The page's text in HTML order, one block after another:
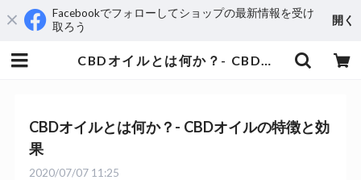
Facebookでフォローしてショップの最新情報を受け
取ろう
開く
CBDオイルとは何か？- CBDオイルの特徴と効果 | aequus
CBDオイルとは何か？- CBDオイルの特徴と効
果
2020/07/07 11:25